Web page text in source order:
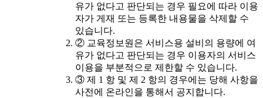
유가 없다고 판단되는 경우 필요에 따라 이용
자가 게재 또는 등록한 내용물을 삭제할 수
있습니다.
② 교육정보원은 서비스용 설비의 용량에 여
유가 없다고 판단되는 경우 이용자의 서비스
이용을 부분적으로 제한할 수 있습니다.
③ 제 1 항 및 제 2 항의 경우에는 당해 사항을
사전에 온라인을 통해서 공지합니다.